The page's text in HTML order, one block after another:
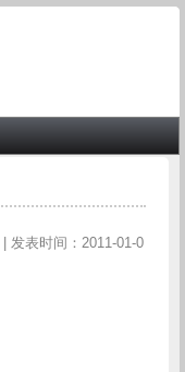
| 发表时间：2011-01-0